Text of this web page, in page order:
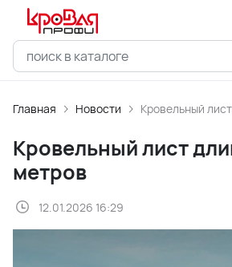
Главная Новости Кровельный
Кровельный лист
метров
12.01.2026 16:29